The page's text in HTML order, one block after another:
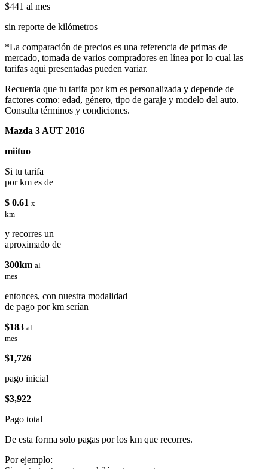
$441 al mes
sin reporte de kilómetros
*La comparación de precios es una referencia de primas de
mercado, tomada de varios compradores en línea por lo cual las
tarifas aqui presentadas pueden variar.
Recuerda que tu tarifa por km es personalizada y depende de
factores como: edad, género, tipo de garaje y modelo del auto.
Consulta términos y condiciones.
Mazda 3 AUT 2016
miituo
Si tu tarifa
por km es de
$ 0.61 x
km
y recorres un
aproximado de
300km al
mes
entonces, con nuestra modalidad
de pago por km serían
$183 al
mes
$1,726
pago inicial
$3,922
Pago total
De esta forma solo pagas por los km que recorres.
Por ejemplo: